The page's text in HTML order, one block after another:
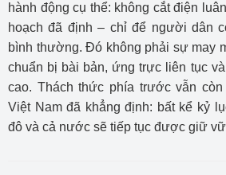
hành động cụ thể: không cắt điện
hoạch đã định – chỉ để người dân
bình thường. Đó không phải sự may
chuẩn bị bài bản, ứng trực liên tục
cao. Thách thức phía trước vẫn
Việt Nam đã khẳng định: bất kể kỷ
đô và cả nước sẽ tiếp tục được giữ